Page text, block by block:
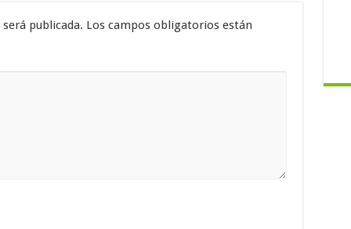
publicada. Los campos obligatorios están